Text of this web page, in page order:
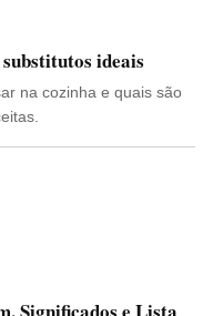
ideais
na cozinha e quais são